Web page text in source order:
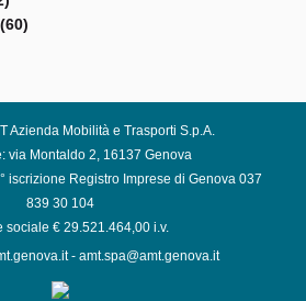
(60)
Azienda Mobilità e Trasporti S.p.A.
via Montaldo 2, 16137 Genova
iscrizione Registro Imprese di Genova 037
839 30 104
sociale € 29.521.464,00 i.v.
- amt.spa@amt.genova.it